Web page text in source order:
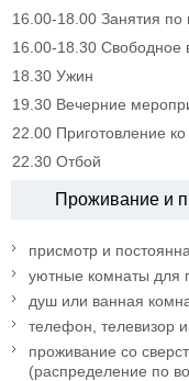
16.00-18.00 Занятия
16.00-18.30 Свободное
18.30 Ужин
19.30 Вечерние
22.00 Приготовление ко
22.30 Отбой
Проживание и
присмотр и
уютные комнаты для
душ или ванная
телефон, телевизор
проживание со
(распределение по